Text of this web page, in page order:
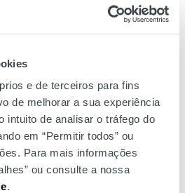
e de terceiros para fins
de melhorar a sua experiência
intuito de analisar o tráfego do
em “Permitir todos” ou
Para mais informações
ou consulte a nossa
.
de banhocom
osmiúdosque vibram com